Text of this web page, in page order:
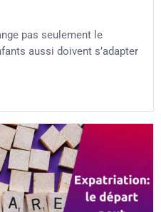
pas seulement le
aussi doivent s’adapter